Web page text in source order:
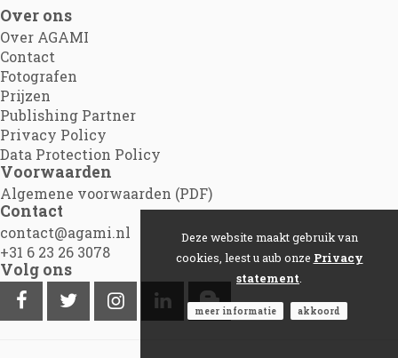
Over ons
Over AGAMI
Contact
Fotografen
Prijzen
Publishing Partner
Privacy Policy
Data Protection Policy
Voorwaarden
Algemene voorwaarden (PDF)
Contact
contact@agami.nl
+31 6 23 26 3078
Volg ons
Deze website maakt gebruik van
cookies, leest u aub onze Privacy
statement
meer informatie akkoord